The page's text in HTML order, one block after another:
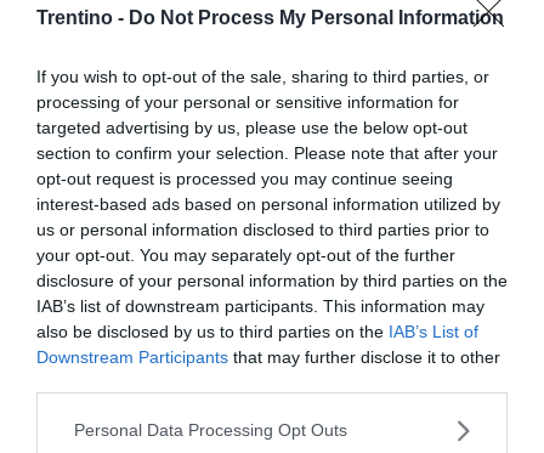
Trentino - Do Not Process My Personal Information
If you wish to opt-out of the sale, sharing to third parties, or
processing of your personal or sensitive information for
targeted advertising by us, please use the below opt-out
section to confirm your selection. Please note that after your
opt-out request is processed you may continue seeing
interest-based ads based on personal information utilized by
us or personal information disclosed to third parties prior to
your opt-out. You may separately opt-out of the further
disclosure of your personal information by third parties on the
IAB’s list of downstream participants. This information may
also be disclosed by us to third parties on the IAB’s List of
Downstream Participants that may further disclose it to other
Personal Data Processing Opt Outs
MONDO
Messico, centinaia di mongolfiere di carta
illuminano il cielo notturno di Patzcuaro